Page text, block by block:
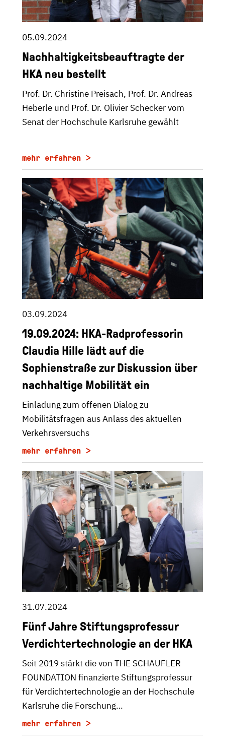
05.09.2024
Nachhaltigkeitsbeauftragte der
HKA neu bestellt
Prof. Dr. Christine Preisach, Prof. Dr. Andreas
Heberle und Prof. Dr. Olivier Schecker vom
Senat der Hochschule Karlsruhe gewählt
mehr erfahren
03.09.2024
19.09.2024: HKA-Radprofessorin
Claudia Hille lädt auf die
Sophienstraße zur Diskussion über
nachhaltige Mobilität ein
Einladung zum offenen Dialog zu
Mobilitätsfragen aus Anlass des aktuellen
Verkehrsversuchs
mehr erfahren
31.07.2024
Fünf Jahre Stiftungsprofessur
Verdichtertechnologie an der HKA
Seit 2019 stärkt die von THE SCHAUFLER
FOUNDATION finanzierte Stiftungsprofessur
für Verdichtertechnologie an der Hochschule
Karlsruhe die Forschung…
mehr erfahren